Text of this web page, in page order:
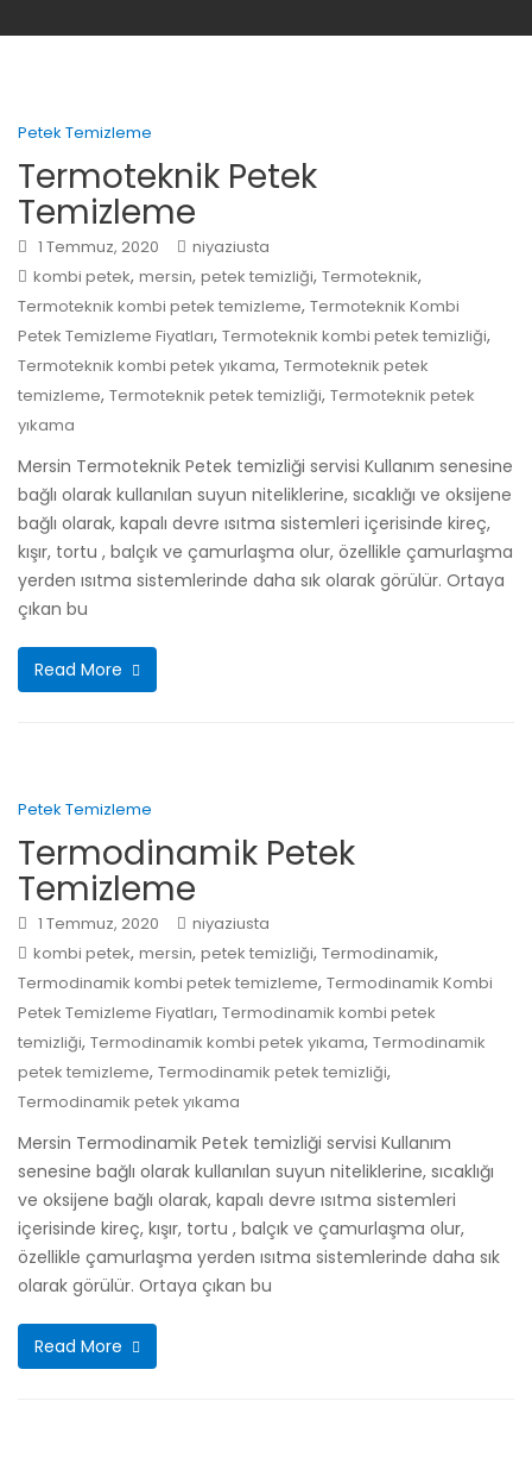
Petek Temizleme
Termoteknik Petek
Temizleme
1 Temmuz, 2020
niyaziusta
kombi petek, mersin, petek temizliği, Termoteknik,
Termoteknik kombi petek temizleme, Termoteknik Kombi
Petek Temizleme Fiyatları, Termoteknik kombi petek temizliği,
Termoteknik kombi petek yıkama, Termoteknik petek
temizleme, Termoteknik petek temizliği, Termoteknik petek
yıkama
Mersin Termoteknik Petek temizliği servisi Kullanım senesine
bağlı olarak kullanılan suyun niteliklerine, sıcaklığı ve oksijene
bağlı olarak, kapalı devre ısıtma sistemleri içerisinde kireç,
kışır, tortu , balçık ve çamurlaşma olur, özellikle çamurlaşma
yerden ısıtma sistemlerinde daha sık olarak görülür. Ortaya
çıkan bu
Read More
Petek Temizleme
Termodinamik Petek
Temizleme
1 Temmuz, 2020
niyaziusta
kombi petek, mersin, petek temizliği, Termodinamik,
Termodinamik kombi petek temizleme, Termodinamik Kombi
Petek Temizleme Fiyatları, Termodinamik kombi petek
temizliği, Termodinamik kombi petek yıkama, Termodinamik
petek temizleme, Termodinamik petek temizliği,
Termodinamik petek yıkama
Mersin Termodinamik Petek temizliği servisi Kullanım
senesine bağlı olarak kullanılan suyun niteliklerine, sıcaklığı
ve oksijene bağlı olarak, kapalı devre ısıtma sistemleri
içerisinde kireç, kışır, tortu , balçık ve çamurlaşma olur,
özellikle çamurlaşma yerden ısıtma sistemlerinde daha sık
olarak görülür. Ortaya çıkan bu
Read More